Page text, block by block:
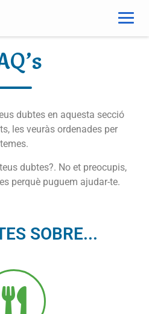
dubtes en aquesta secció
les veuràs ordenades per
temes.
dubtes?. No et preocupis,
perquè puguem ajudar-te.
SOBRE...